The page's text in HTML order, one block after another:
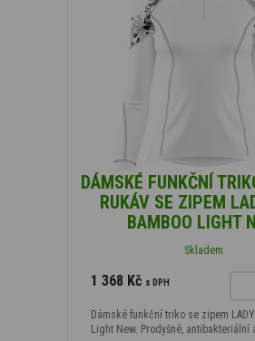
DÁMSKÉ FUNKČNÍ
RUKÁV SE ZIPEM
BAMBOO LIGHT
Skladem
1 368 Kč s DPH
Dámské funkční triko se zipem
Light New. Prodyšné, antibakteriální